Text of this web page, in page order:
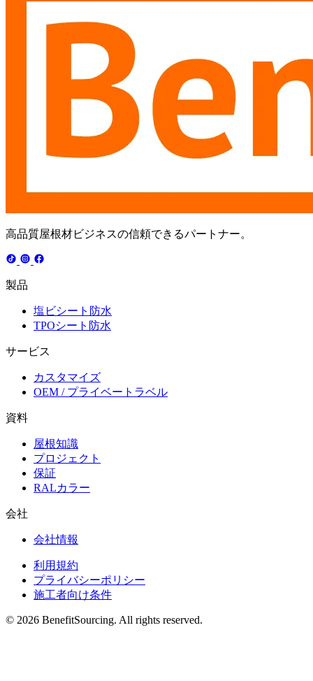
高品質屋根材ビジネスの信頼できるパートナー。
製品
塩ビシート防水
TPOシート防水
サービス
カスタマイズ
OEM / プライベートラベル
資料
屋根知識
プロジェクト
保証
RALカラー
会社
会社情報
利用規約
プライバシーポリシー
施工者向け条件
© 2026 BenefitSourcing. All rights reserved.